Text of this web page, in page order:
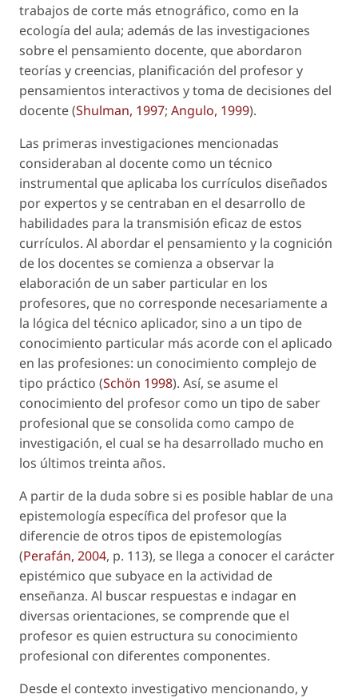
trabajos de corte más etnográfico, como en la
ecología del aula; además de las investigaciones
sobre el pensamiento docente, que abordaron
teorías y creencias, planificación del profesor y
pensamientos interactivos y toma de decisiones del
docente (Shulman, 1997; Angulo, 1999).
Las primeras investigaciones mencionadas
consideraban al docente como un técnico
instrumental que aplicaba los currículos diseñados
por expertos y se centraban en el desarrollo de
habilidades para la transmisión eficaz de estos
currículos. Al abordar el pensamiento y la cognición
de los docentes se comienza a observar la
elaboración de un saber particular en los
profesores, que no corresponde necesariamente a
la lógica del técnico aplicador, sino a un tipo de
conocimiento particular más acorde con el aplicado
en las profesiones: un conocimiento complejo de
tipo práctico (Schön 1998). Así, se asume el
conocimiento del profesor como un tipo de saber
profesional que se consolida como campo de
investigación, el cual se ha desarrollado mucho en
los últimos treinta años.
A partir de la duda sobre si es posible hablar de una
epistemología específica del profesor que la
diferencie de otros tipos de epistemologías
(Perafán, 2004, p. 113), se llega a conocer el carácter
epistémico que subyace en la actividad de
enseñanza. Al buscar respuestas e indagar en
diversas orientaciones, se comprende que el
profesor es quien estructura su conocimiento
profesional con diferentes componentes.
Desde el contexto investigativo mencionando, y